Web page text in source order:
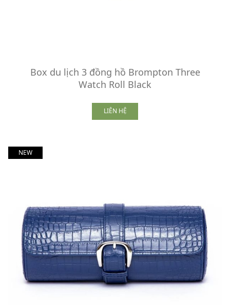
Box du lịch 3 đồng hồ Brompton Three
Watch Roll Black
LIÊN HỆ
NEW